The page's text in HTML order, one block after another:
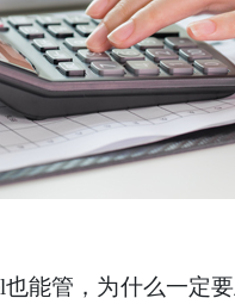
能管，为什么一定